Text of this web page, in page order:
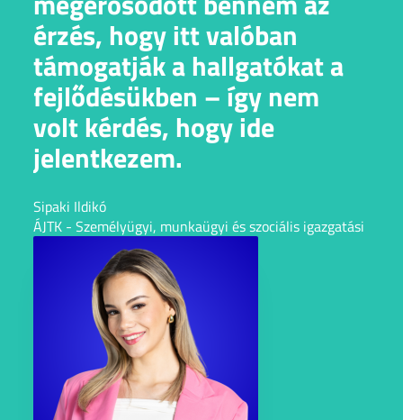
érzés, hogy itt valóban
támogatják a hallgatókat a
fejlődésükben – így nem
volt kérdés, hogy ide
jelentkezem.
Sipaki Ildikó
ÁJTK - Személyügyi, munkaügyi és szociális igazgatási